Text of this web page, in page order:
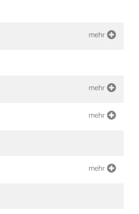
mehr
mehr
mehr
mehr